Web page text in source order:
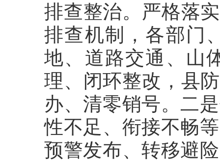
排查整治。严格落
排查机制，各部门
地、道路交通、山
理、闭环整改，县
办、清零销号。二
性不足、衔接不畅
预警发布、转移避